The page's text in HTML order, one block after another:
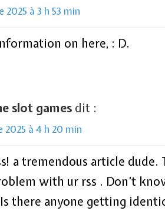
2025 à 3 h 53 min
on here, : D.
slot games dit :
2025 à 4 h 20 min
a tremendous article dude.
with ur rss . Don’t
there anyone getting